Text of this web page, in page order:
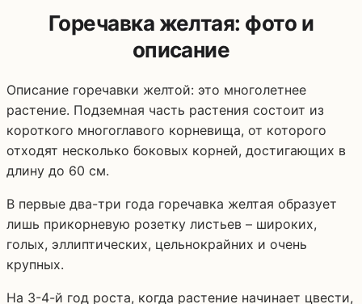
Горечавка желтая: фото и
описание
Описание горечавки желтой: это многолетнее
растение. Подземная часть растения состоит из
короткого многоглавого корневища, от которого
отходят несколько боковых корней, достигающих в
длину до 60 см.
В первые два-три года горечавка желтая образует
лишь прикорневую розетку листьев – широких,
голых, эллиптических, цельнокрайних и очень
крупных.
На 3-4-й год роста, когда растение начинает цвести,